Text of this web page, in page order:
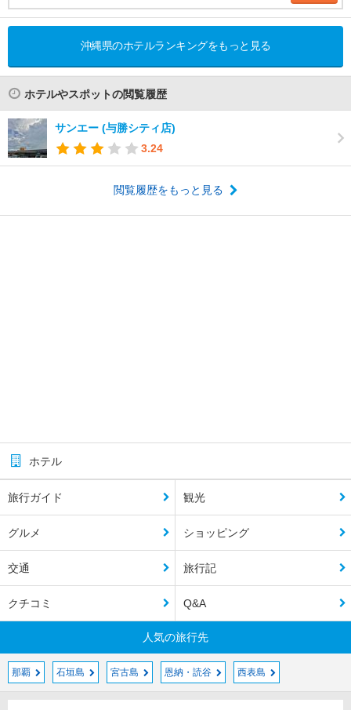
沖縄県のホテルランキングをもっと見る
ホテルやスポットの閲覧履歴
サンエー (与勝シティ店)
3.24
閲覧履歴をもっと見る
ホテル
旅行ガイド 観光
グルメ ショッピング
交通 旅行記
クチコミ Q&A
人気の旅行先
那覇 石垣島 宮古島 恩納・読谷 西表島